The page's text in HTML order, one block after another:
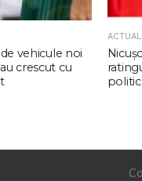
vehicule noi
crescut cu